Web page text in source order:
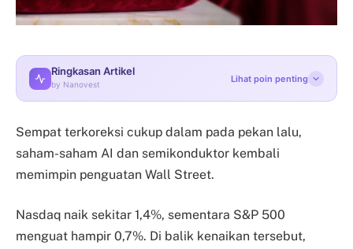
Ringkasan Artikel
by Nanovest
Lihat poin penting
Sempat terkoreksi cukup dalam pada pekan lalu,
saham-saham AI dan semikonduktor kembali
memimpin penguatan Wall Street.
Nasdaq naik sekitar 1,4%, sementara S&P 500
menguat hampir 0,7%. Di balik kenaikan tersebut,